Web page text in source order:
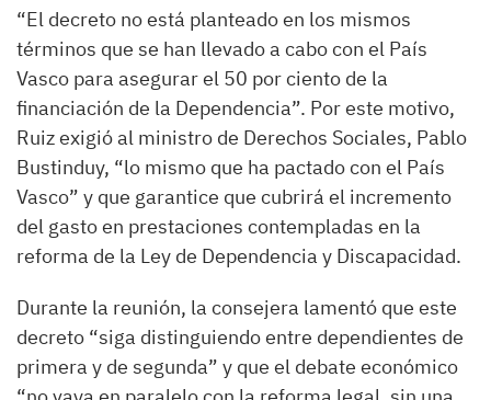
“El decreto no está planteado en los mismos
términos que se han llevado a cabo con el País
Vasco para asegurar el 50 por ciento de la
financiación de la Dependencia”. Por este motivo,
Ruiz exigió al ministro de Derechos Sociales, Pablo
Bustinduy, “lo mismo que ha pactado con el País
Vasco” y que garantice que cubrirá el incremento
del gasto en prestaciones contempladas en la
reforma de la Ley de Dependencia y Discapacidad.
Durante la reunión, la consejera lamentó que este
decreto “siga distinguiendo entre dependientes de
primera y de segunda” y que el debate económico